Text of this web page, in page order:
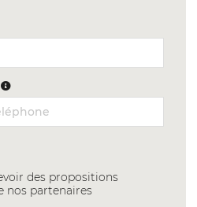
des propositions
nos partenaires